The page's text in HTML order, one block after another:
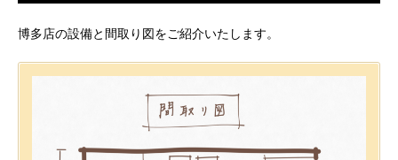
博多店の設備と間取り図をご紹介いたします。